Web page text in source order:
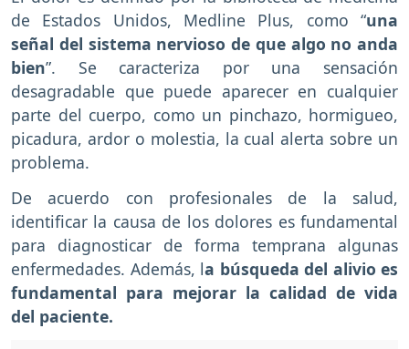
de Estados Unidos, Medline Plus, como “una
señal del sistema nervioso de que algo no anda
bien”. Se caracteriza por una sensación
desagradable que puede aparecer en cualquier
parte del cuerpo, como un pinchazo, hormigueo,
picadura, ardor o molestia, la cual alerta sobre un
problema.
De acuerdo con profesionales de la salud,
identificar la causa de los dolores es fundamental
para diagnosticar de forma temprana algunas
enfermedades. Además, la búsqueda del alivio es
fundamental para mejorar la calidad de vida
del paciente.